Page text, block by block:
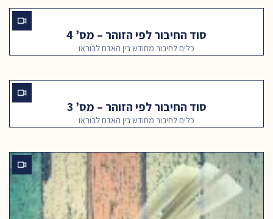
סוד החיבור לפי הזוהר – מס’ 4
כלים לחיבור מחודש בין האדם לבוראו
סוד החיבור לפי הזוהר – מס’ 3
כלים לחיבור מחודש בין האדם לבוראו